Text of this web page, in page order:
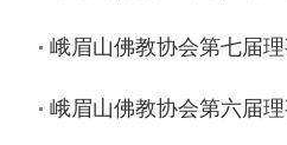
峨眉山佛教协会第七届
峨眉山佛教协会第六届